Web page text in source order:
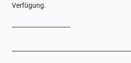
Verfügung.